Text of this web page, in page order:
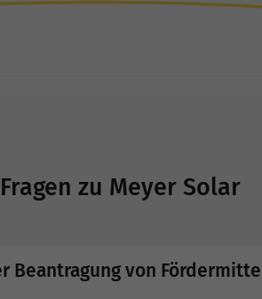
zu Meyer Solar
Beantragung von